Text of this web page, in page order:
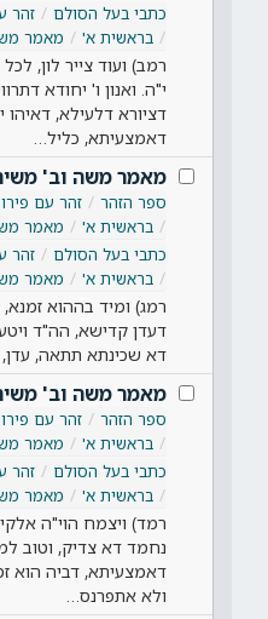
כתבי בעל הסולם
זהר
בראשית א'
מאמר
רמב) ועוד צייר לון,
י"ה. ואנון ו' יחודא
דציורא דלעילא,
דאמצעיתא, כליל…
מאמר משה וב'
ספר הזהר זהר עם
בראשית א'
מאמר
כתבי בעל הסולם
זהר
בראשית א'
מאמר
רמג) ומיד בההוא
דעדן קדישא, הה"ד
דא שכינתא תתאה,
מאמר משה וב'
ספר הזהר זהר עם
בראשית א'
מאמר
כתבי בעל הסולם
זהר
בראשית א'
מאמר
רמד) ויצמח הוי"ה
נחמד דא צדיק, וטוב
דאמצעיתא, דביה הוא
ולא אתפרנס…